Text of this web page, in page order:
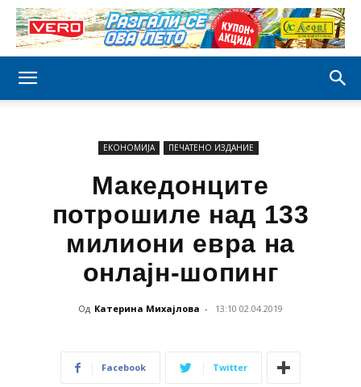
ЕКОНОМИЈА ПЕЧАТЕНО ИЗДАНИЕ
Македонците
потрошиле над 133
милиони евра на
онлајн-шопинг
Од Катерина Михајлова - 13:10 02.04.2019
Facebook Twitter